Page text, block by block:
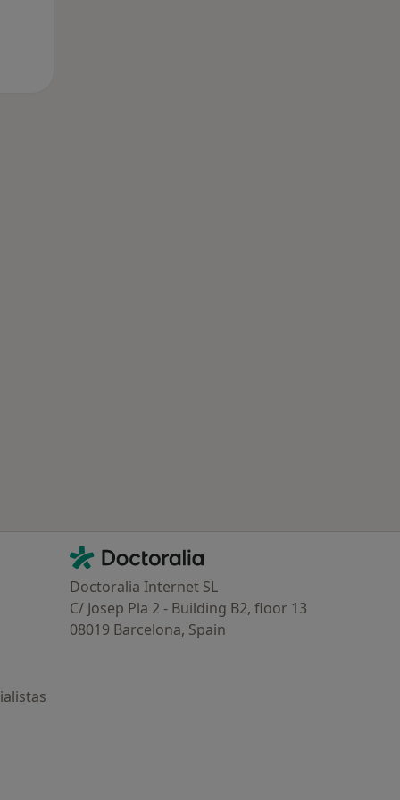
Contacto
Doctoralia - Página de inicio
Doctoralia Internet SL
C/ Josep Pla 2 - Building B2, floor 13
08019 Barcelona, Spain